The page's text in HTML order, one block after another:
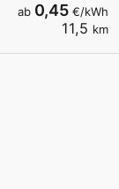
ab 0,45 €/kWh
11,5 km